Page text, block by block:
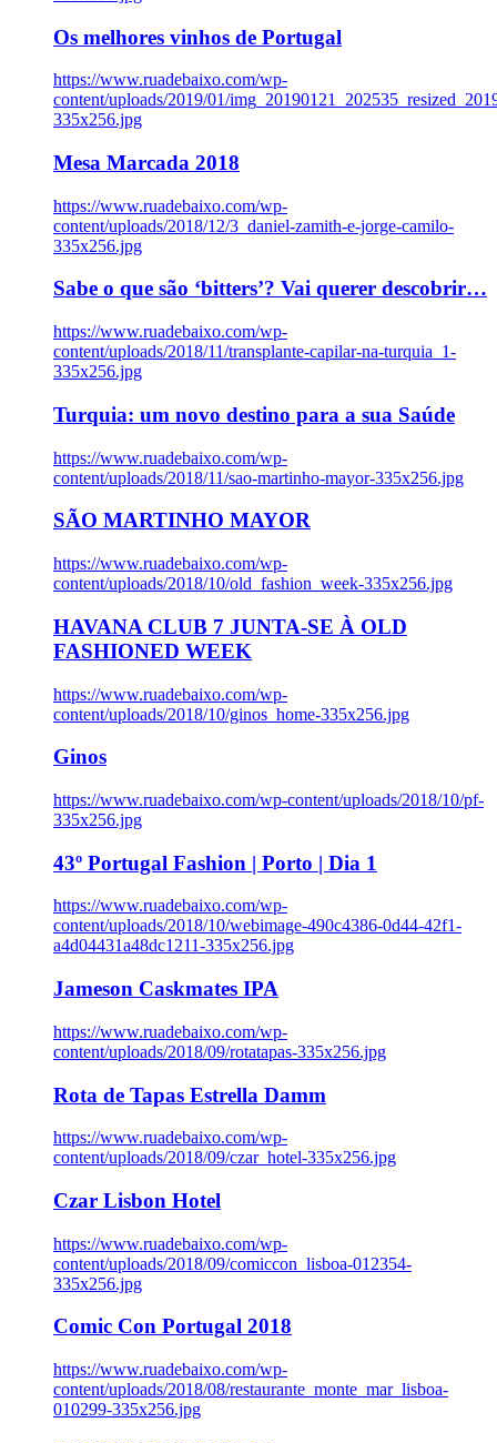
Os melhores vinhos de Portugal
https://www.ruadebaixo.com/wp-
content/uploads/2019/01/
335x256.jpg
Mesa Marcada 2018
https://www.ruadebaixo.com/wp-
content/uploads/2018/12/3_daniel-zamith-e-jorge-camilo-
335x256.jpg
Sabe o que são ‘bitters’? Vai querer descobrir…
https://www.ruadebaixo.com/wp-
content/uploads/2018/11/transplante-capilar-na-turquia_1-
335x256.jpg
Turquia: um novo destino para a sua Saúde
https://www.ruadebaixo.com/wp-
content/uploads/2018/11/sao-martinho-mayor-335x256.jpg
SÃO MARTINHO MAYOR
https://www.ruadebaixo.com/wp-
content/uploads/2018/10/old_fashion_week-335x256.jpg
HAVANA CLUB 7 JUNTA-SE À OLD
FASHIONED WEEK
https://www.ruadebaixo.com/wp-
content/uploads/2018/10/ginos_home-335x256.jpg
Ginos
https://www.ruadebaixo.com/wp-content/uploads/2018/10/pf-
335x256.jpg
43º Portugal Fashion | Porto | Dia 1
https://www.ruadebaixo.com/wp-
content/uploads/2018/10/webimage-490c4386-0d44-42f1-
a4d04431a48dc1211-335x256.jpg
Jameson Caskmates IPA
https://www.ruadebaixo.com/wp-
content/uploads/2018/09/rotatapas-335x256.jpg
Rota de Tapas Estrella Damm
https://www.ruadebaixo.com/wp-
content/uploads/2018/09/czar_hotel-335x256.jpg
Czar Lisbon Hotel
https://www.ruadebaixo.com/wp-
content/uploads/2018/09/comiccon_lisboa-012354-
335x256.jpg
Comic Con Portugal 2018
https://www.ruadebaixo.com/wp-
content/uploads/2018/08/restaurante_monte_mar_lisboa-
010299-335x256.jpg